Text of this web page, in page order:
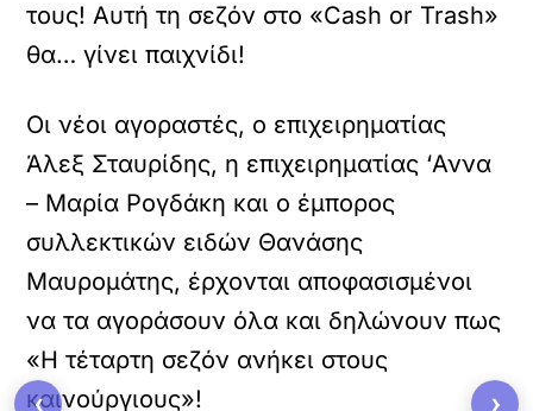
τους! Αυτή τη σεζόν στο «Cash or Trash»
θα… γίνει παιχνίδι!
Οι νέοι αγοραστές, ο επιχειρηματίας
Άλεξ Σταυρίδης, η επιχειρηματίας ‘Αννα
– Μαρία Ρογδάκη και ο έμπορος
συλλεκτικών ειδών Θανάσης
Μαυρομάτης, έρχονται αποφασισμένοι
να τα αγοράσουν όλα και δηλώνουν πως
«Η τέταρτη σεζόν ανήκει στους
καινούργιους»!
‹ ›